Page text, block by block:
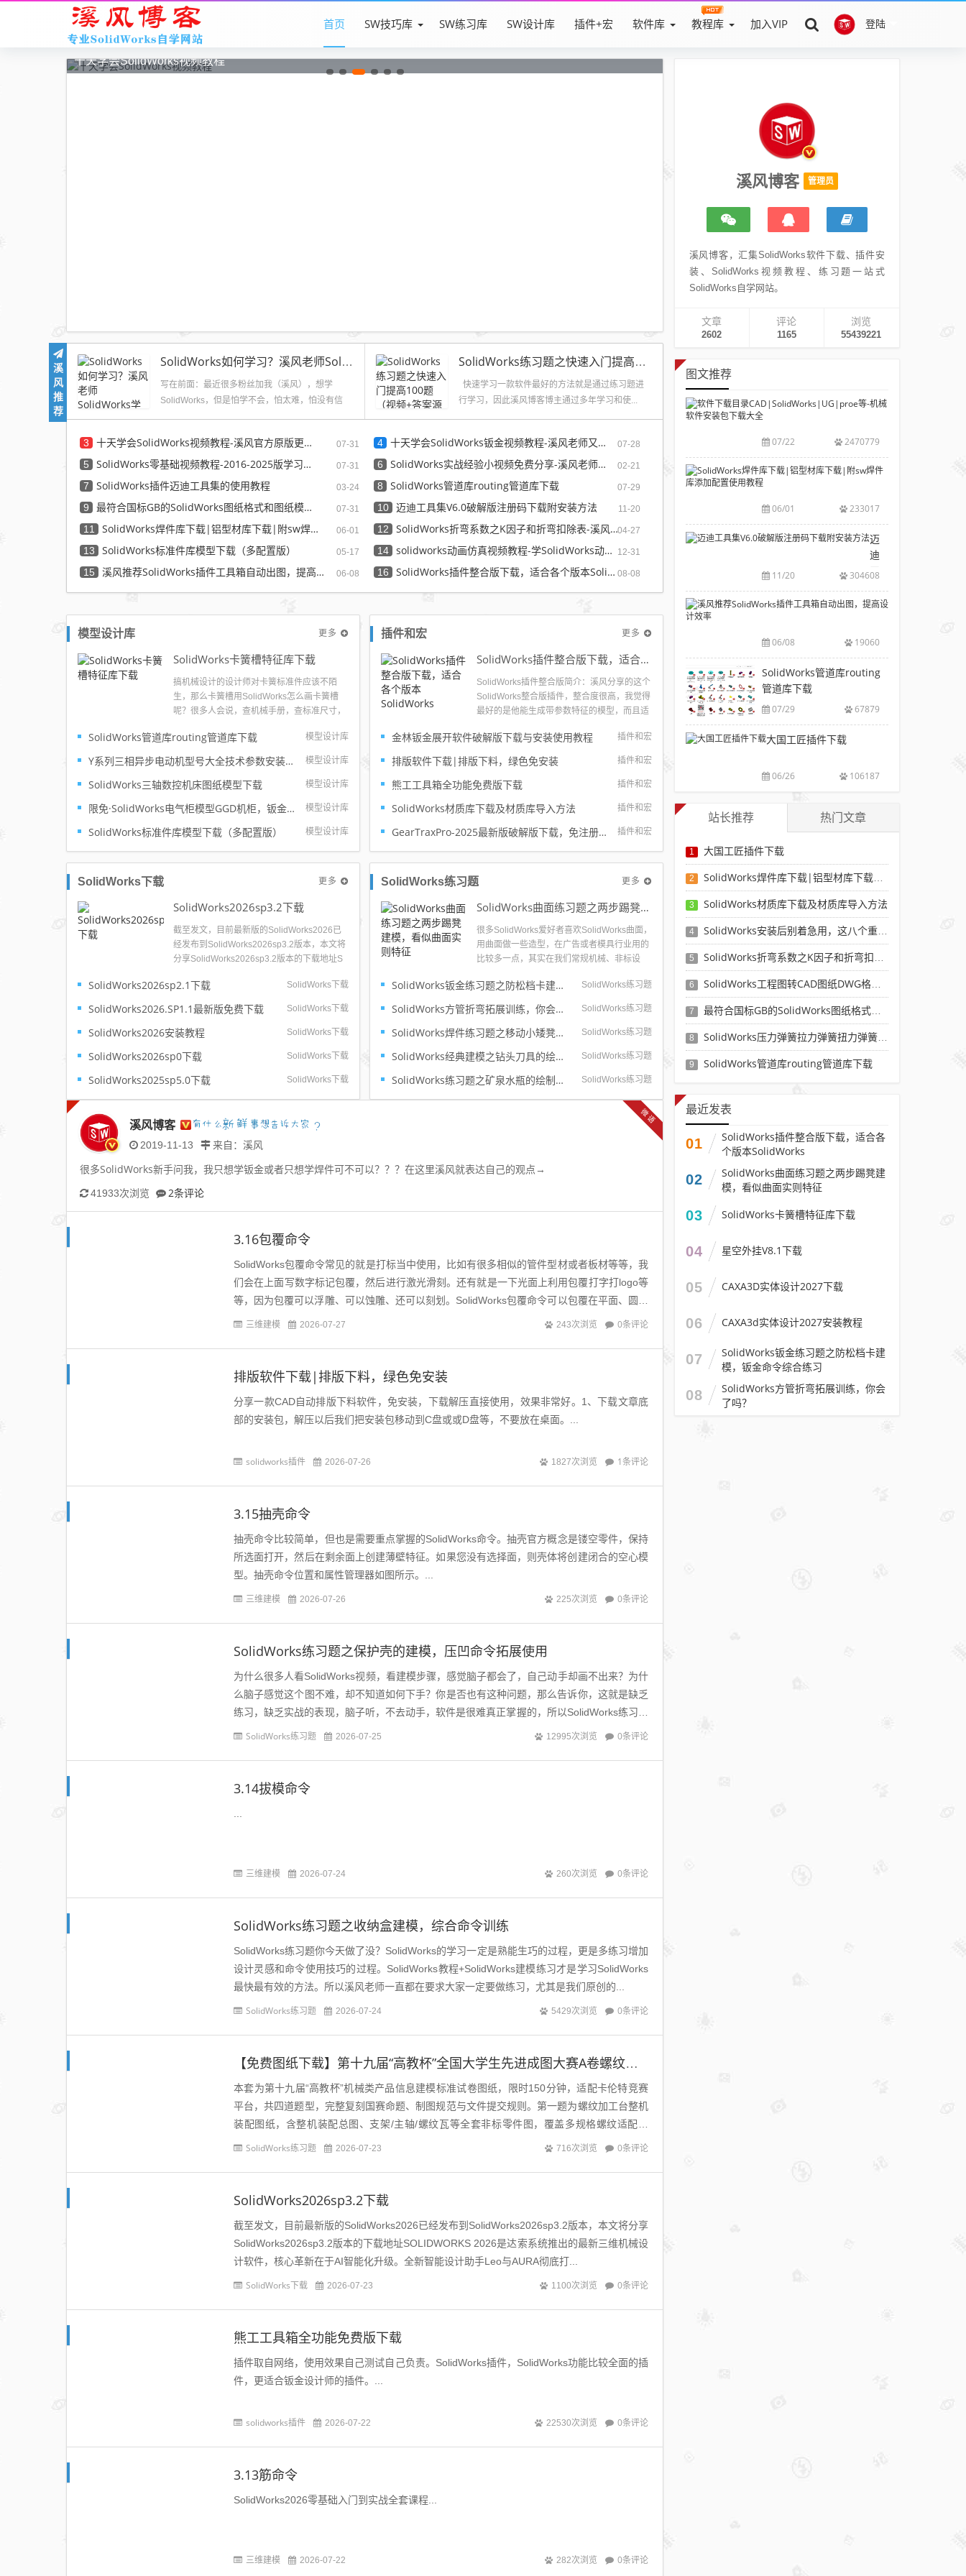
登陆
首页 SW技巧库 SW练习库 SW设计库 插件+宏 软件库 教程库 加入VIP
SolidWorks练习题精选含视频步骤
SolidWorks如何学习？溪风老师SolidWorks学习攻略
写在前面：最近很多粉丝加我（溪风），想学
SolidWorks，但是怕学不会，怕太难，怕没有信
SolidWorks练习题之快速入门提高100题（视频+答案源文件）
快速学习一款软件最好的方法就是通过练习题进
行学习，因此溪风博客博主通过多年学习和使...
3 十天学会SolidWorks视频教程-溪风官方原版更新完毕 07-31 4 十天学会SolidWorks钣金视频教程-溪风老师又一经典力作 07-28
5 SolidWorks零基础视频教程-2016-2025版学习必备 07-31 6 SolidWorks实战经验小视频免费分享-溪风老师原创 02-21
7 SolidWorks插件迈迪工具集的使用教程 03-24 8 SolidWorks管道库routing管道库下载 07-29
9 最符合国标GB的SolidWorks图纸格式和图纸模板下载-溪风专用版 07-31 10 迈迪工具集V6.0破解版注册码下载附安装方法 11-20
11 SolidWorks焊件库下载|铝型材库下载|附sw焊件库添加配置使用教程 06-01 12 SolidWorks折弯系数之K因子和折弯扣除表-溪风推荐04-27
13 SolidWorks标准件库模型下载（多配置版） 05-17 14 solidworks动画仿真视频教程-学SolidWorks动画必看视频 12-31
15 溪风推荐SolidWorks插件工具箱自动出图，提高设计效率 06-08 16 SolidWorks插件整合版下载，适合各个版本SolidWorks 08-08
溪
风
推
荐
模型设计库 更多
SolidWorks卡簧槽特征库下载
搞机械设计的设计师对卡簧标准件应该不陌
生，那么卡簧槽用SolidWorks怎么画卡簧槽
呢？很多人会说，查机械手册，查标准尺寸，
是这样是不是特别慢呢？所以溪风制作了这个
SolidWorks卡簧槽特征库，希望可以提高大家
的设计效率。...
模型设计库
SolidWorks管道库routing管道库下载
模型设计库
Y系列三相异步电动机型号大全技术参数安装尺寸及3d模型solidworks模型下载
模型设计库
SolidWorks三轴数控机床图纸模型下载
模型设计库
限免·SolidWorks电气柜模型GGD机柜，钣金特征参数完整
模型设计库
SolidWorks标准件库模型下载（多配置版）
插件和宏 更多
SolidWorks插件整合版下载，适合各个版本SolidWorks
SolidWorks插件整合版简介：溪风分享的这个
SolidWorks整合版插件，整合度很高，我觉得
最好的是他能生成带参数特征的模型，而且适
序，然后再SolidWorks里面执行宏建模。插件
整合了21个插件，包含了设计中常用的三益精
密、怡合达、米思米...
插件和宏
金林钣金展开软件破解版下载与安装使用教程
插件和宏
排版软件下载|排版下料，绿色免安装
插件和宏
熊工工具箱全功能免费版下载
插件和宏
SolidWorks材质库下载及材质库导入方法
插件和宏
GearTraxPro-2025最新版破解版下载，免注册免破解直接用SolidWorks齿轮/链轮/带轮插件
SolidWorks下载 更多
SolidWorks2026sp3.2下载
截至发文，目前最新版的SolidWorks2026已
经发布到SolidWorks2026sp3.2版本，本文将
分享SolidWorks2026sp3.2版本的下载地址S
维机械设计软件，核心革新在于AI智能化升
级。全新智能设计助手Leo与AURA彻底打...
SolidWorks下载
SolidWorks2026sp2.1下载
SolidWorks下载
SolidWorks2026.SP1.1最新版免费下载
SolidWorks下载
SolidWorks2026安装教程
SolidWorks下载
SolidWorks2026sp0下载
SolidWorks下载
SolidWorks2025sp5.0下载
SolidWorks练习题 更多
SolidWorks曲面练习题之两步踢凳建模，看似曲面实则特征
很多SolidWorks爱好者喜欢SolidWorks曲面，
用曲面做一些造型，在广告或者模具行业用的
比较多一点，其实在我们常规机械、非标设
所以整个互联网对于SolidWorks曲面的教程也
不是很多，练习也相对比较的少。今天这个So
lidWorks练习题是两步踢...
SolidWorks练习题
SolidWorks钣金练习题之防松档卡建模，钣金命令综合练习
SolidWorks练习题
SolidWorks方管折弯拓展训练，你会了吗？
SolidWorks练习题
SolidWorks焊件练习题之移动小矮凳，思路对了就不难
SolidWorks练习题
SolidWorks经典建模之钻头刀具的绘制，螺纹收尾是关键技巧
SolidWorks练习题
SolidWorks练习题之矿泉水瓶的绘制，难度不大主要是顶部螺纹的处理
溪风博客
2019-11-13 来自：溪风
很多SolidWorks新手问我，我只想学钣金或者只想学焊件可不可以？？？在这里溪风就表达自己的观点→
41933次浏览 2条评论
微语
3.16包覆命令
SolidWorks包覆命令常见的就是打标当中使用，比如有很多相似的管件型材或者板材等等，我
们会在上面写数字标记包覆，然后进行激光滑刻。还有就是一下光面上利用包覆打字打logo等
等，因为包覆可以浮雕、可以蚀雕、还可以刻划。SolidWorks包覆命令可以包覆在平面、圆柱
面、曲面上！SolidWork...
三维建模 2026-07-27 243次浏览 0条评论
排版软件下载|排版下料，绿色免安装
分享一款CAD自动排版下料软件，免安装，下载解压直接使用，效果非常好。1、下载文章底
部的安装包，解压以后我们把安装包移动到C盘或或D盘等，不要放在桌面。...
solidworks插件 2026-07-26 1827次浏览 1条评论
3.15抽壳命令
抽壳命令比较简单，但也是需要重点掌握的SolidWorks命令。抽壳官方概念是镂空零件，保持
所选面打开，然后在剩余面上创建薄壁特征。如果您没有选择面，则壳体将创建闭合的空心模
型。抽壳命令位置和属性管理器如图所示。...
三维建模 2026-07-26 225次浏览 0条评论
SolidWorks练习题之保护壳的建模，压凹命令拓展使用
为什么很多人看SolidWorks视频，看建模步骤，感觉脑子都会了，自己动手却画不出来？为什
么脑子感觉这个图不难，却不知道如何下手？你是否也有这种问题，那么告诉你，这就是缺乏
练习，缺乏实战的表现，脑子听，不去动手，软件是很难真正掌握的，所以SolidWorks练习一
定要坚持做，熟能生巧，熟能生出更多...
SolidWorks练习题 2026-07-25 12995次浏览 0条评论
3.14拔模命令
三维建模 2026-07-24 260次浏览 0条评论
SolidWorks练习题之收纳盒建模，综合命令训练
SolidWorks练习题你今天做了没？SolidWorks的学习一定是熟能生巧的过程，更是多练习增加
设计灵感和命令使用技巧的过程。SolidWorks教程+SolidWorks建模练习才是学习SolidWorks
最快最有效的方法。所以溪风老师一直都在要求大家一定要做练习，尤其是我们原创的...
SolidWorks练习题 2026-07-24 5429次浏览 0条评论
【免费图纸下载】第十九届“高教杯”全国大学生先进成图大赛A卷螺纹加工台
本套为第十九届“高教杯”机械类产品信息建模标准试卷图纸，限时150分钟，适配卡伦特竞赛
平台，共四道题型，完整复刻国赛命题、制图规范与文件提交规则。第一题为螺纹加工台整机
装配图纸，含整机装配总图、支架/主轴/螺纹瓦等全套非标零件图，覆盖多规格螺纹适配结
构，增设法兰盘自主结构设计考点，考察整机建模、装配...
SolidWorks练习题 2026-07-23 716次浏览 0条评论
SolidWorks2026sp3.2下载
截至发文，目前最新版的SolidWorks2026已经发布到SolidWorks2026sp3.2版本，本文将分享
SolidWorks2026sp3.2版本的下载地址SOLIDWORKS 2026是达索系统推出的最新三维机械设
计软件，核心革新在于AI智能化升级。全新智能设计助手Leo与AURA彻底打...
SolidWorks下载 2026-07-23 1100次浏览 0条评论
熊工工具箱全功能免费版下载
插件取自网络，使用效果自己测试自己负责。SolidWorks插件，SolidWorks功能比较全面的插
件，更适合钣金设计师的插件。...
solidworks插件 2026-07-22 22530次浏览 0条评论
3.13筋命令
SolidWorks2026零基础入门到实战全套课程...
三维建模 2026-07-22 282次浏览 0条评论
溪风博客 管理员
溪风博客，汇集SolidWorks软件下载、插件安
装、SolidWorks视频教程、练习题一站式
SolidWorks自学网站。
文章
2602
评论
1165
浏览
55439221
图文推荐
07/22 2470779
教
06/01 233017
迈
迪
工
集
解
注
码
下
安
11/20 304608
06/08 19060
SolidWorks管道库routing
管道库下载
07/29 67879
大国工匠插件下载
06/26 106187
站长推荐 热门文章
1 大国工匠插件下载
2 SolidWorks焊件库下载|铝型材库下载|附sw焊件库添加配置使用教程
3 SolidWorks材质库下载及材质库导入方法
4 SolidWorks安装后别着急用，这八个重要SolidWorks设置可以提高你的画图效率
5 SolidWorks折弯系数之K因子和折弯扣除表-溪风推荐
6 SolidWorks工程图转CAD图纸DWG格式映射文件无乱码可分层-溪风亲测推荐
7 最符合国标GB的SolidWorks图纸格式和图纸模板下载-溪风专用版
8 SolidWorks压力弹簧拉力弹簧扭力弹簧涡卷弹簧自动生成宏程序下载
9 SolidWorks管道库routing管道库下载
最近发表
01
SolidWorks插件整合版下载，适合各
个版本SolidWorks
02
SolidWorks曲面练习题之两步踢凳建
模，看似曲面实则特征
03 SolidWorks卡簧槽特征库下载
04 星空外挂V8.1下载
05 CAXA3D实体设计2027下载
06 CAXA3d实体设计2027安装教程
07
SolidWorks钣金练习题之防松档卡建
模，钣金命令综合练习
08
SolidWorks方管折弯拓展训练，你会
了吗？